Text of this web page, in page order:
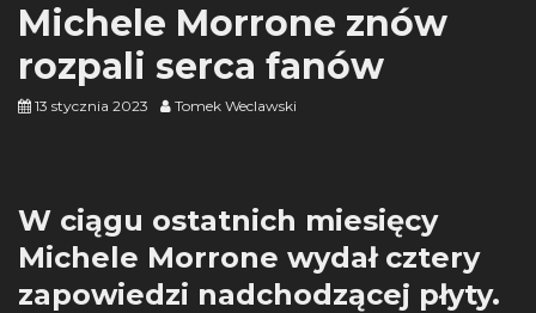
Michele Morrone znów
rozpali serca fanów
13 stycznia 2023 Tomek Weclawski
W ciągu ostatnich miesięcy
Michele Morrone wydał cztery
zapowiedzi nadchodzącej płyty.